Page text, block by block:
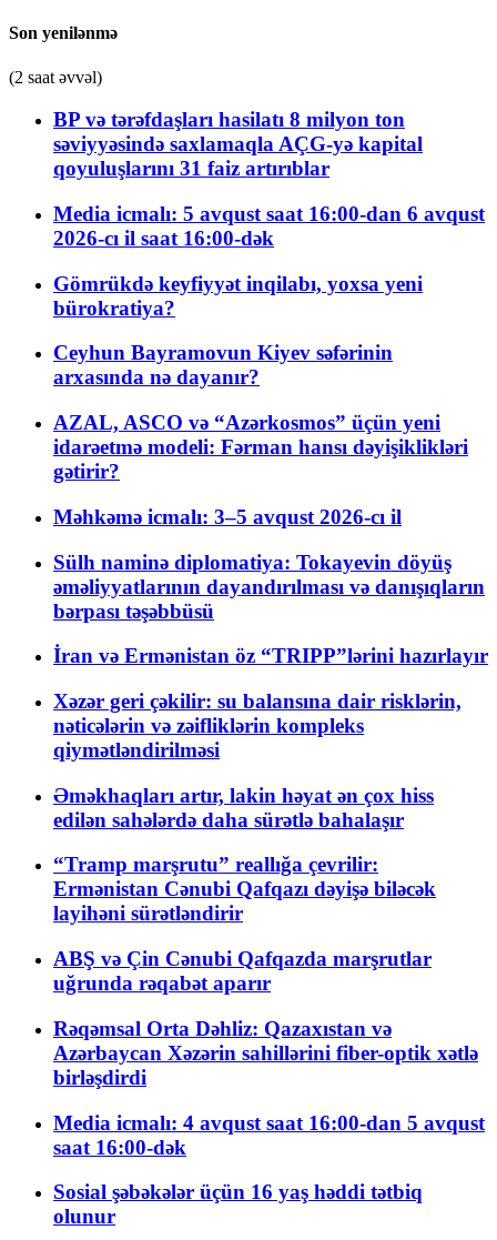
Son yenilənmə
(2 saat əvvəl)
BP və tərəfdaşları hasilatı 8 milyon ton
səviyyəsində saxlamaqla AÇG-yə kapital
qoyuluşlarını 31 faiz artırıblar
Media icmalı: 5 avqust saat 16:00-dan 6 avqust
2026-cı il saat 16:00-dək
Gömrükdə keyfiyyət inqilabı, yoxsa yeni
bürokratiya?
Ceyhun Bayramovun Kiyev səfərinin
arxasında nə dayanır?
AZAL, ASCO və “Azərkosmos” üçün yeni
idarəetmə modeli: Fərman hansı dəyişiklikləri
gətirir?
Məhkəmə icmalı: 3–5 avqust 2026-cı il
Sülh naminə diplomatiya: Tokayevin döyüş
əməliyyatlarının dayandırılması və danışıqların
bərpası təşəbbüsü
İran və Ermənistan öz “TRIPP”lərini hazırlayır
Xəzər geri çəkilir: su balansına dair risklərin,
nəticələrin və zəifliklərin kompleks
qiymətləndirilməsi
Əməkhaqları artır, lakin həyat ən çox hiss
edilən sahələrdə daha sürətlə bahalaşır
“Tramp marşrutu” reallığa çevrilir:
Ermənistan Cənubi Qafqazı dəyişə biləcək
layihəni sürətləndirir
ABŞ və Çin Cənubi Qafqazda marşrutlar
uğrunda rəqabət aparır
Rəqəmsal Orta Dəhliz: Qazaxıstan və
Azərbaycan Xəzərin sahillərini fiber-optik xətlə
birləşdirdi
Media icmalı: 4 avqust saat 16:00-dan 5 avqust
saat 16:00-dək
Sosial şəbəkələr üçün 16 yaş həddi tətbiq
olunur